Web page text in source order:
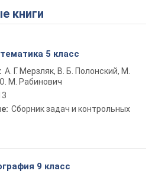
книги
5 класс
А. Г. Мерзляк, В. Б. Полонский, М.
М. Рабинович
Сборник задач и контрольных
9 класс